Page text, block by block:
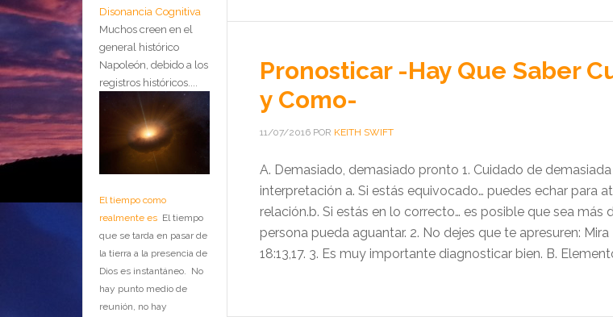
Pronosticar -Hay Que Saber
y Como-
11/07/2016 POR KEITH SWIFT
A. Demasiado, demasiado pronto 1. Cuidado de demasiada
interpretación a. Si estás equivocado… puedes echar para
relación.b. Si estás en lo correcto… es posible que sea más
persona pueda aguantar. 2. No dejes que te apresuren:
18:13,17. 3. Es muy importante diagnosticar bien. B.
Disonancia Cognitiva
Muchos creen en el
general histórico
Napoleón, debido a los
registros históricos....
El tiempo como
realmente es El tiempo
que se tarda en pasar de
la tierra a la presencia de
Dios es instantáneo. No
hay punto medio de
reunión, no hay